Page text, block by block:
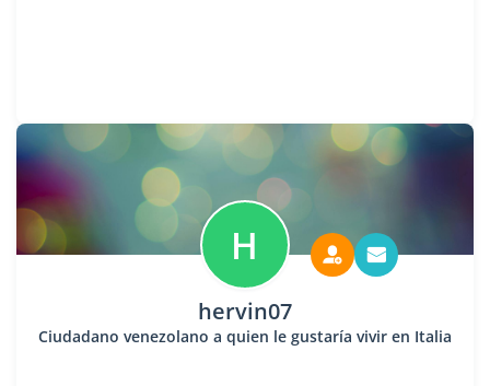
H
hervin07
Ciudadano venezolano a quien le gustaría vivir en Italia